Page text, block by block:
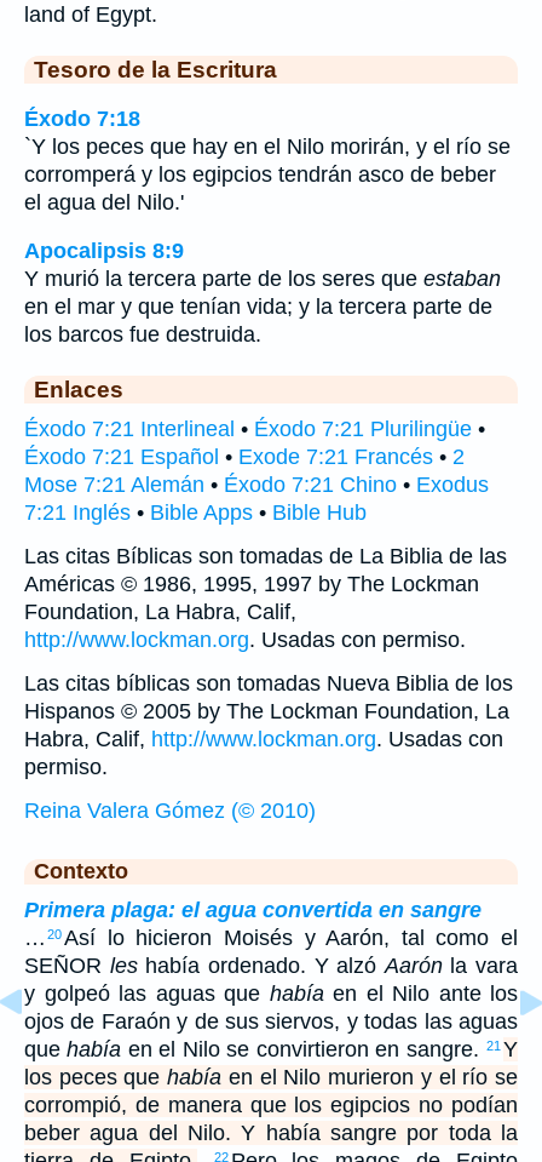
land of Egypt.
Tesoro de la Escritura
Éxodo 7:18
`Y los peces que hay en el Nilo morirán, y el río se
corromperá y los egipcios tendrán asco de beber
el agua del Nilo.'
Apocalipsis 8:9
Y murió la tercera parte de los seres que estaban
en el mar y que tenían vida; y la tercera parte de
los barcos fue destruida.
Enlaces
Éxodo 7:21 Interlineal • Éxodo 7:21 Plurilingüe •
Éxodo 7:21 Español • Exode 7:21 Francés • 2
Mose 7:21 Alemán • Éxodo 7:21 Chino • Exodus
7:21 Inglés • Bible Apps • Bible Hub
Las citas Bíblicas son tomadas de La Biblia de las
Américas © 1986, 1995, 1997 by The Lockman
Foundation, La Habra, Calif,
http://www.lockman.org. Usadas con permiso.
Las citas bíblicas son tomadas Nueva Biblia de los
Hispanos © 2005 by The Lockman Foundation, La
Habra, Calif, http://www.lockman.org. Usadas con
permiso.
Reina Valera Gómez (© 2010)
Contexto
Primera plaga: el agua convertida en sangre
… 20Así lo hicieron Moisés y Aarón, tal como el
SEÑOR leshabía ordenado. Y alzóAarónla vara
y golpeó las aguas que habíaen el Nilo ante los
ojos de Faraón y de sus siervos, y todas las aguas
quehabía en el Nilo se convirtieron en sangre. 21 Y
los peces quehabía en el Nilo murieron y el río se
corrompió, de manera que los egipcios no podían
beber agua del Nilo. Y había sangre por toda la
22